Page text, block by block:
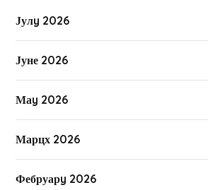
Јулy 2026
Јуне 2026
Маy 2026
Марцх 2026
Фебруарy 2026